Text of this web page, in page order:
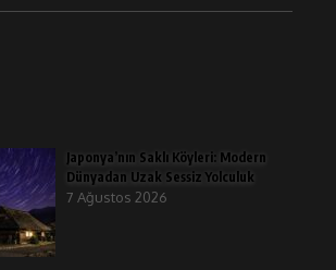
Japonya’nın Saklı Köyleri: Modern
Dünyadan Uzak Sessiz Yolculuk
7 Ağustos 2026